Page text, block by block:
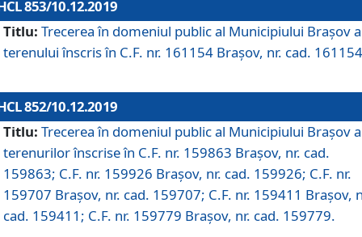
853/10.12.2019
Titlu: Trecerea în domeniul public al Municipiului Braşov a
terenului înscris în C.F. nr. 161154 Brașov, nr. cad.
852/10.12.2019
Titlu: Trecerea în domeniul public al Municipiului Braşov a
terenurilor înscrise în C.F. nr. 159863 Brașov, nr. cad.
159863; C.F. nr. 159926 Brașov, nr. cad. 159926; C.F. nr.
159707 Brașov, nr. cad. 159707; C.F. nr. 159411 Brașov,
cad. 159411; C.F. nr. 159779 Brașov, nr. cad. 159779.